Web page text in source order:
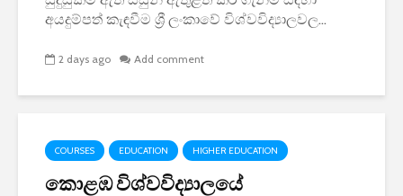
අයදුම්පත් කැඳවීම ශ්‍රී ලංකාවේ විශ්වවිද්‍යාලවල...
2 days ago Add comment
COURSES EDUCATION HIGHER EDUCATION
කොළඹ විශ්වවිද්‍යාලයේ